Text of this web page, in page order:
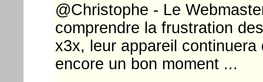
@Christophe - Le
comprendre la frustration
x3x, leur appareil
encore un bon moment ...